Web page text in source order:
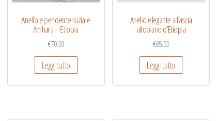
Anello e pendente nuziale
Amhara – Etiopia
€70.00
Leggi tutto
Anello elegante a fascia
altopiano d’Etiopia
€65.00
Leggi tutto